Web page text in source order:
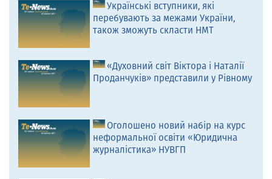
Українські вступники, які
перебувають за межами України,
також зможуть скласти НМТ
«Духовний світ Віктора і Наталії
Проданчуків» представили у Рівному
Оголошено новий набір на курс
неформальної освіти «Юридична
журналістика» НУВГП